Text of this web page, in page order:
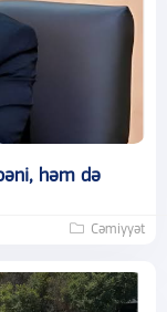
həm də
Cəmiyyət